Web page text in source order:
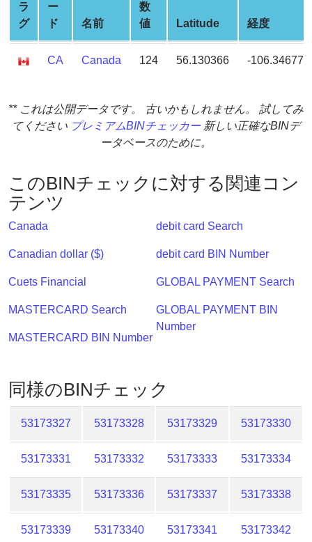
What
is
My
?
IP
IP
BIN
Checker
/
ラ
グ
ー
ド
名前
数
値
Latitude 経度
CA Canada 124 56.130366 -106.346771
** これは公開データです。 古いかもしれません。 試してみ
てください プレミアムBINチェッカー新しい正確なBINデ
ータベースのために。
このBINチェックに対する関連コン
テンツ
Canada
Canadian dollar ($)
Cuets Financial
MASTERCARD Search
MASTERCARD BIN Number
debit card Search
debit card BIN Number
GLOBAL PAYMENT Search
GLOBAL PAYMENT BIN
Number
同様のBINチェック
53173327 53173328 53173329 53173330
53173331 53173332 53173333 53173334
53173335 53173336 53173337 53173338
53173339 53173340 53173341 53173342